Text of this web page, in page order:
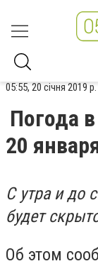
05:55, 20 січня 2019 р.
Погода
20
С утра и до
будет
Об этом